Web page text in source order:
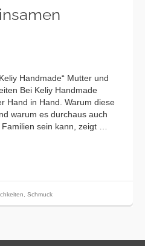
Handmade“ Mutter und
Bei Keliy Handmade
Hand in Hand. Warum diese
warum es durchaus auch
sein kann, zeigt …
Schmuck